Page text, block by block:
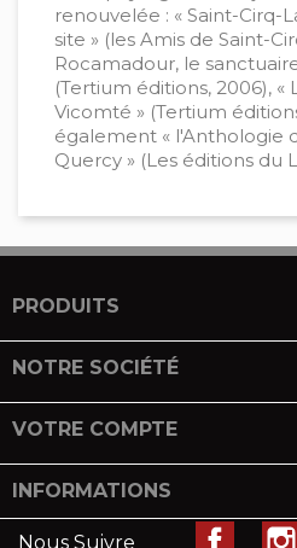
renouvelée : « Saint-Cirq-
site » (les Amis de Saint-
Rocamadour, le
(Tertium éditions, 2006), «
Vicomté » (Tertium
également « l'Anthologie
Quercy » (Les éditions du
PRODUITS
NOTRE SOCIÉTÉ
VOTRE COMPTE
INFORMATIONS
Nous Suivre